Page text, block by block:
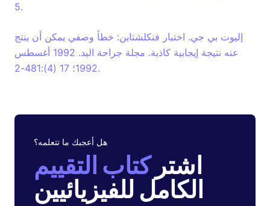
5.
إليوت بي جي. اختبار فنكلشتاين: خطأ وصفي يمكن أن ينتج
عنه نتيجة إيجابية كاذبة. مجلة جراحة اليد. 1992 أغسطس
1992؛ 17 (4):481-2.
هل أعجبك ما تتعلمه؟
اشتركتاب التقييم
الكامل للفيزيائيين